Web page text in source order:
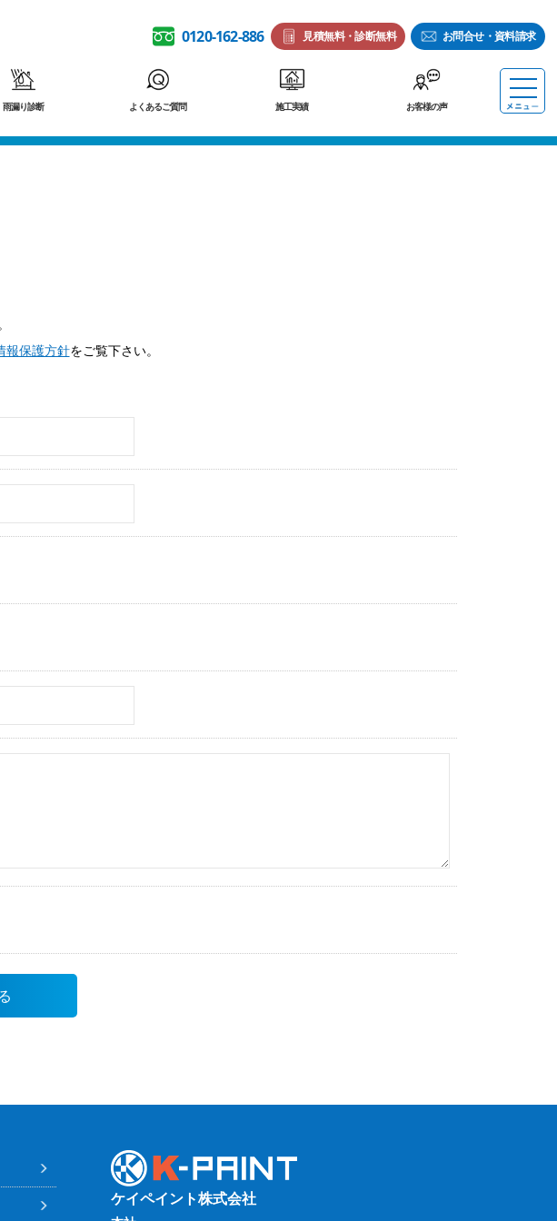
雨漏り診断 よくあるご質問 施工実績 お客様の声
報保護方針をご覧下さい。
0120-162-886 見積無料・診断無料 お問合せ・資料請求
ケイペイント株式会社